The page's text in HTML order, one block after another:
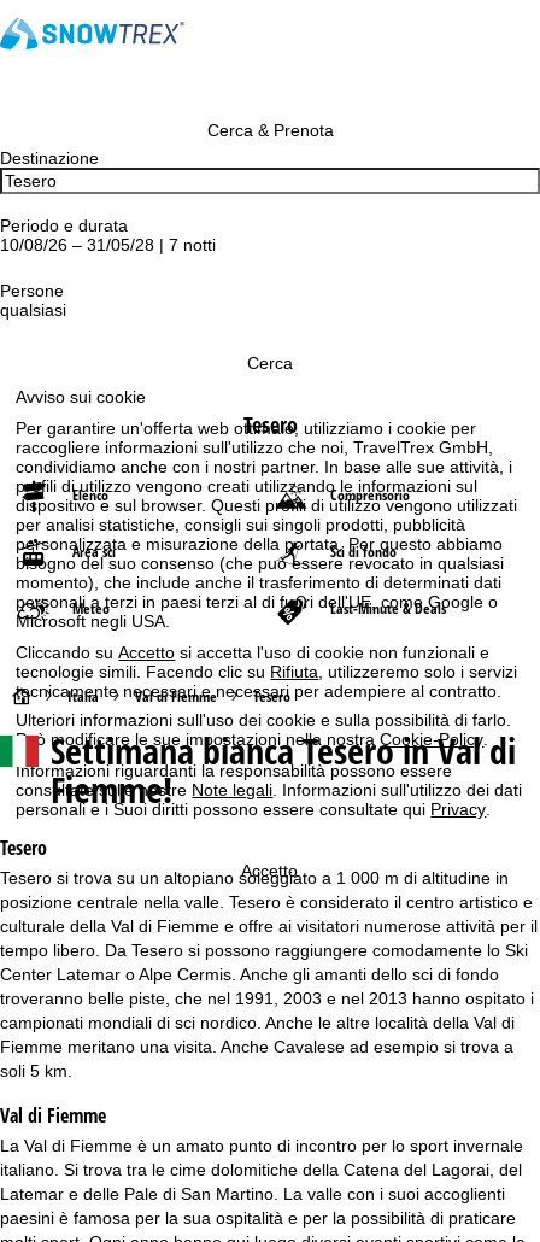
Avviso sui cookie
Per garantire un'offerta web ottimale, utilizziamo i cookie per
raccogliere informazioni sull'utilizzo che noi, TravelTrex GmbH,
condividiamo anche con i nostri partner. In base alle sue attività, i
profili di utilizzo vengono creati utilizzando le informazioni sul
dispositivo e sul browser. Questi profili di utilizzo vengono utilizzati
per analisi statistiche, consigli sui singoli prodotti, pubblicità
personalizzata e misurazione della portata. Per questo abbiamo
bisogno del suo consenso (che può essere revocato in qualsiasi
momento), che include anche il trasferimento di determinati dati
personali a terzi in paesi terzi al di fuori dell'UE, come Google o
Microsoft negli USA.
Cliccando suAccetto si accetta l'uso di cookie non funzionali e
tecnologie simili. Facendo clic su Rifiuta , utilizzeremo solo i servizi
tecnicamente necessari e necessari per adempiere al contratto.
Ulteriori informazioni sull'uso dei cookie e sulla possibilità di farlo.
Può modificare le sue impostazioni nella nostraCookie-Policy.
Informazioni riguardanti la responsabilità possono essere
consultate sulle nostre Note legali. Informazioni sull'utilizzo dei dati
personali e i Suoi diritti possono essere consultate qui Privacy.
Accetto
Cerca & Prenota
Destinazione
Periodo e durata
10/08/26 – 31/05/28 | 7 notti
Persone
qualsiasi
Cerca
Tesero
Elenco Comprensorio
Area sci Sci di fondo
Meteo Last-Minute & Deals
H
o
m
e
p
e
Italia Val di Fiemme Tesero
Settimana biancaTesero in Val di
Fiemme!
Tesero
Tesero si trova su un altopiano soleggiato a 1 000 m di altitudine in
posizione centrale nella valle. Tesero è considerato il centro artistico e
culturale della Val di Fiemme e offre ai visitatori numerose attività per il
tempo libero. Da Tesero si possono raggiungere comodamente lo Ski
Center Latemar o Alpe Cermis. Anche gli amanti dello sci di fondo
troveranno belle piste, che nel 1991, 2003 e nel 2013 hanno ospitato i
campionati mondiali di sci nordico. Anche le altre località della Val di
Fiemme meritano una visita. Anche Cavalese ad esempio si trova a
soli 5 km.
Val di Fiemme
La Val di Fiemme è un amato punto di incontro per lo sport invernale
italiano. Si trova tra le cime dolomitiche della Catena del Lagorai, del
Latemar e delle Pale di San Martino. La valle con i suoi accoglienti
paesini è famosa per la sua ospitalità e per la possibilità di praticare